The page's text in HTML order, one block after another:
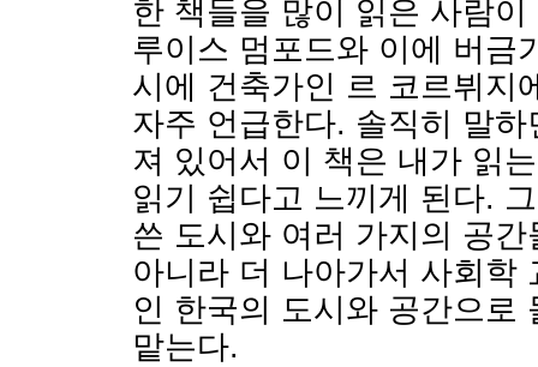
한 책들을 많이 읽은 사람
루이스 멈포드와 이에 버금
시에 건축가인 르 코르뷔지
자주 언급한다. 솔직히 말
져 있어서 이 책은 내가 읽
읽기 쉽다고 느끼게 된다.
쓴 도시와 여러 가지의 공
아니라 더 나아가서 사회학
인 한국의 도시와 공간으로
맡는다.